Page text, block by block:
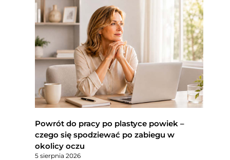
Powrót do pracy po plastyce powiek –
czego się spodziewać po zabiegu w
okolicy oczu
5 sierpnia 2026